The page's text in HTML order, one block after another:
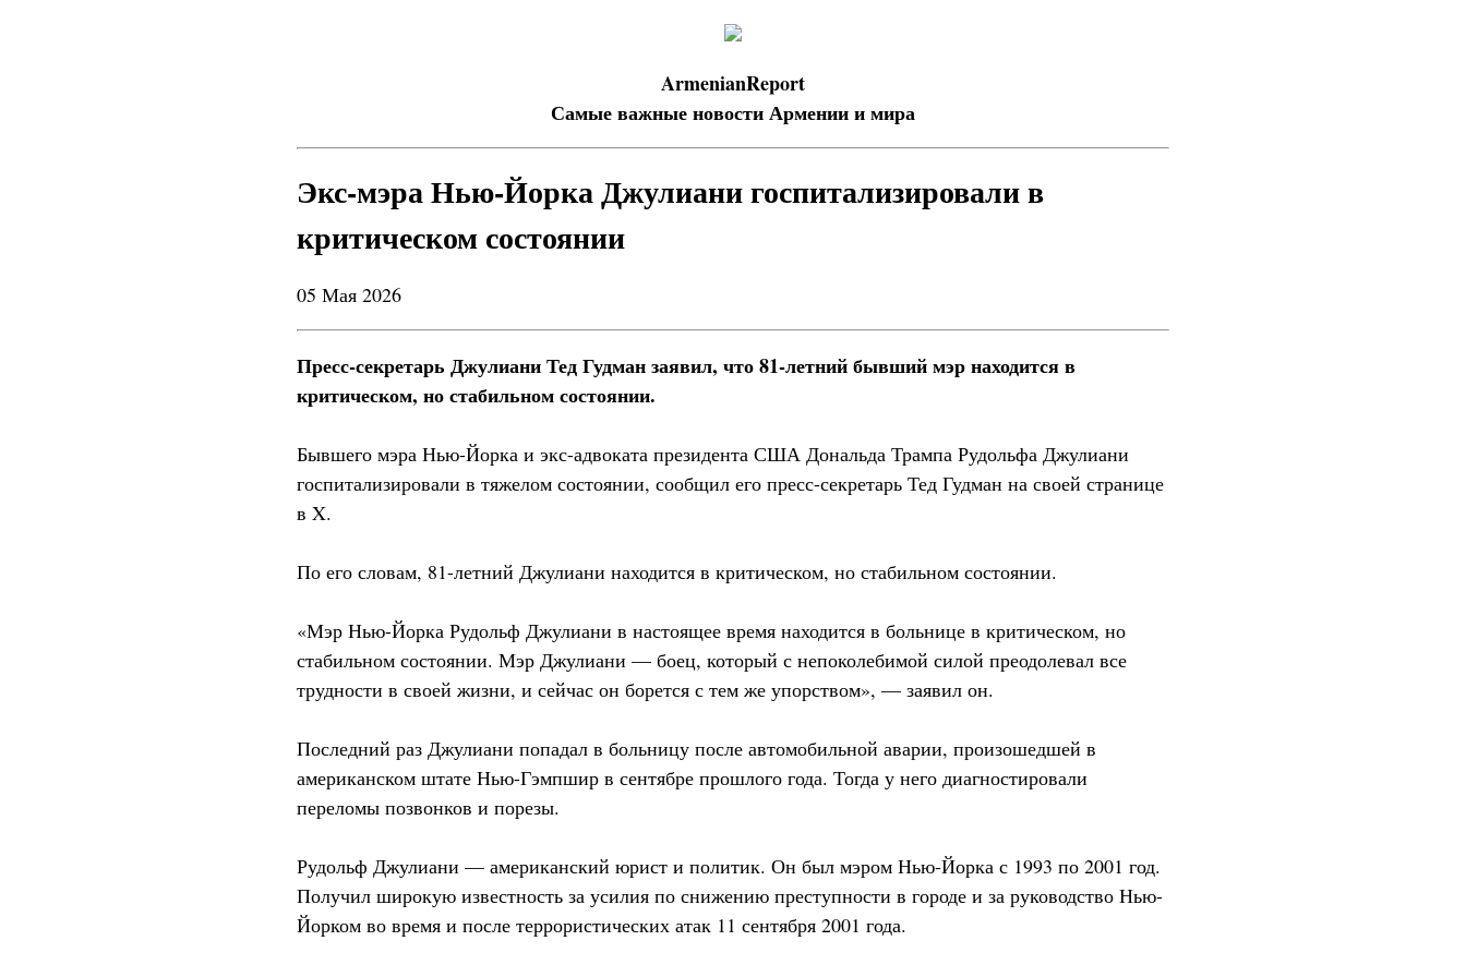
ArmenianReport
Самые важные новости Армении и мира
Экс-мэра Нью-Йорка Джулиани госпитализировали в
критическом состоянии
05 Мая 2026
Пресс-секретарь Джулиани Тед Гудман заявил, что 81-летний бывший мэр находится в
критическом, но стабильном состоянии.
Бывшего мэра Нью-Йорка и экс-адвоката президента США Дональда Трампа Рудольфа Джулиани
госпитализировали в тяжелом состоянии, сообщил его пресс-секретарь Тед Гудман на своей странице
в X.
По его словам, 81-летний Джулиани находится в критическом, но стабильном состоянии.
«Мэр Нью-Йорка Рудольф Джулиани в настоящее время находится в больнице в критическом, но
стабильном состоянии. Мэр Джулиани — боец, который с непоколебимой силой преодолевал все
трудности в своей жизни, и сейчас он борется с тем же упорством», — заявил он.
Последний раз Джулиани попадал в больницу после автомобильной аварии, произошедшей в
американском штате Нью-Гэмпшир в сентябре прошлого года. Тогда у него диагностировали
переломы позвонков и порезы.
Рудольф Джулиани — американский юрист и политик. Он был мэром Нью-Йорка с 1993 по 2001 год.
Получил широкую известность за усилия по снижению преступности в городе и за руководство Нью-
Йорком во время и после террористических атак 11 сентября 2001 года.